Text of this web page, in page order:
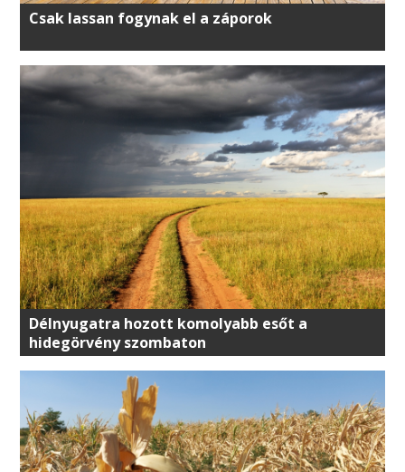
Csak lassan fogynak el a záporok
Délnyugatra hozott komolyabb esőt a
hidegörvény szombaton